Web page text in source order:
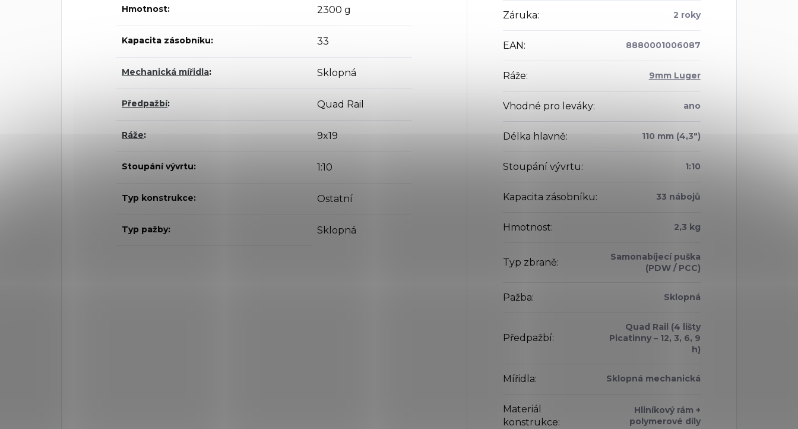
Hmotnost: 2300 g
Kapacita zásobníku: 33
Mechanická mířidla: Sklopná
Předpažbí: Quad Rail
Ráže: 9x19
Stoupání vývrtu: 1:10
Typ konstrukce: Ostatní
Typ pažby: Sklopná
Záruka: 2 roky
EAN : 8880001006087
Ráže: 9mm Luger
Vhodné pro leváky: ano
Délka hlavně: 110 mm (4,3")
Stoupání vývrtu: 1:10
Kapacita zásobníku: 33 nábojů
Hmotnost: 2,3 kg
Typ zbraně:
Samonabíjecí puška
(PDW / PCC)
Pažba: Sklopná
Předpažbí:
Quad Rail (4 lišty
Picatinny – 12, 3, 6, 9
h)
Mířidla: Sklopná mechanická
Materiál
konstrukce:
Hliníkový rám +
polymerové díly